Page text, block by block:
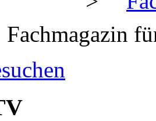
Fachmagazin